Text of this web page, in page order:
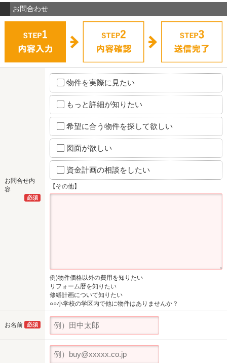
お問合わせ
お問合せ内
容
必須
物件を実際に見たい
もっと詳細が知りたい
希望に合う物件を探して欲しい
図面が欲しい
資金計画の相談をしたい
【その他】
例)物件価格以外の費用を知りたい
リフォーム暦を知りたい
修繕計画について知りたい
○○小学校の学区内で他に物件はありませんか？
お名前 必須